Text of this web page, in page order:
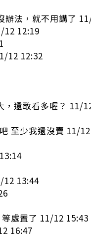
法，就不用講了
12:19
12 12:32
還敢看多喔？ 11/
至少我還沒賣 11/
12 13:44
處置了 11/12 15:43
16:47